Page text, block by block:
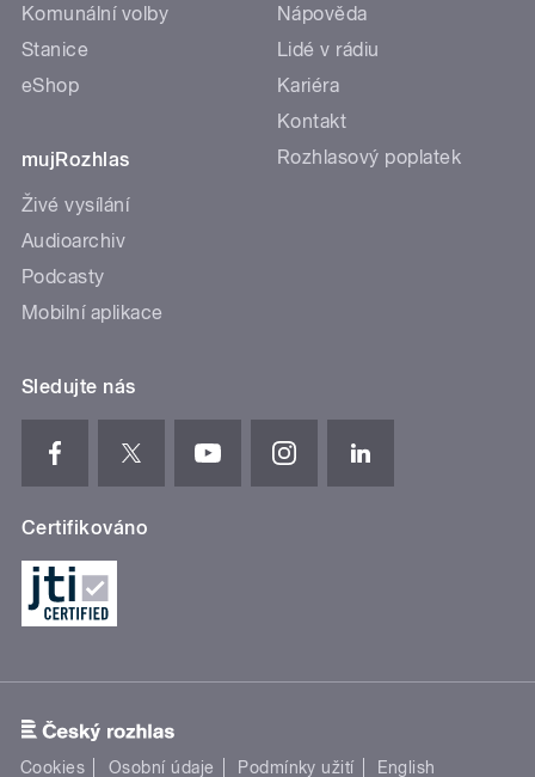
Komunální volby
Stanice
eShop
mujRozhlas
Živé vysílání
Audioarchiv
Podcasty
Mobilní aplikace
Nápověda
Lidé v rádiu
Kariéra
Kontakt
Rozhlasový poplatek
Sledujte nás
Certifikováno
Cookies Osobní údaje Podmínky užití English